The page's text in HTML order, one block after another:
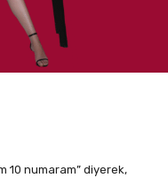
10 numaram” diyerek,